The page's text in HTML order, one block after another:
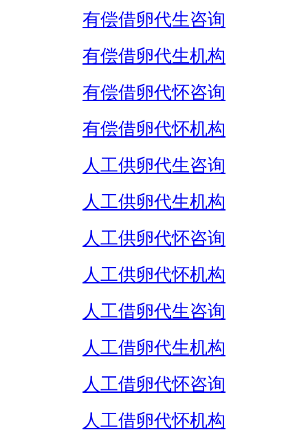
有偿借卵代生咨询
有偿借卵代生机构
有偿借卵代怀咨询
有偿借卵代怀机构
人工供卵代生咨询
人工供卵代生机构
人工供卵代怀咨询
人工供卵代怀机构
人工借卵代生咨询
人工借卵代生机构
人工借卵代怀咨询
人工借卵代怀机构